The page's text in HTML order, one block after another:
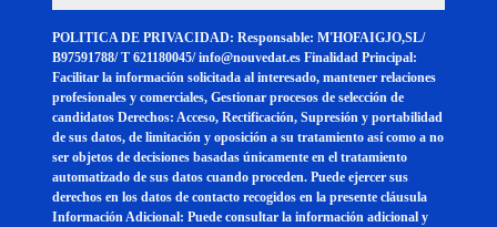
POLITICA DE PRIVACIDAD: Responsable: M'HOFAIGJO,SL/
B97591788/ T 621180045/ info@nouvedat.es Finalidad Principal:
Facilitar la información solicitada al interesado, mantener relaciones
profesionales y comerciales, Gestionar procesos de selección de
candidatos Derechos: Acceso, Rectificación, Supresión y portabilidad
de sus datos, de limitación y oposición a su tratamiento así como a no
ser objetos de decisiones basadas únicamente en el tratamiento
automatizado de sus datos cuando proceden. Puede ejercer sus
derechos en los datos de contacto recogidos en la presente cláusula
Información Adicional: Puede consultar la información adicional y